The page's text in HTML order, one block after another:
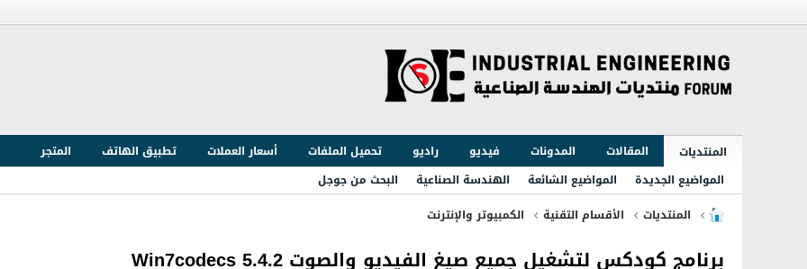
المنتديات المقالات المدونات فيديو راديو تحميل الملفات أسعار العملات تطبيق الهاتف
المتجر
المواضيع الجديدة
المواضيع الشائعة الهندسة الصناعية
البحث من جوجل
المنتديات
الأقسام التقنية الكمبيوتر والإنترنت
برنامج كودكس لتشغيل جميع صيغ الفيديو والصوت Win7codecs 5.4.2